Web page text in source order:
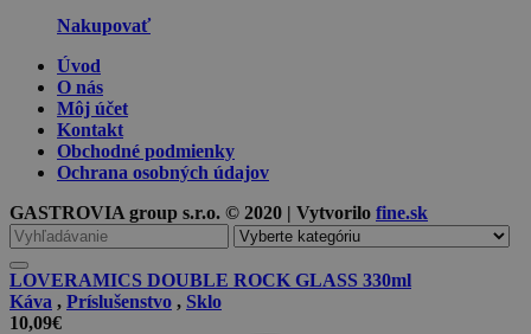
Nakupovať
Úvod
O nás
Môj účet
Kontakt
Obchodné podmienky
Ochrana osobných údajov
GASTROVIA group s.r.o. © 2020 | Vytvorilo fine.sk
Vyhľadávanie
pre
LOVERAMICS DOUBLE ROCK GLASS 330ml
Káva , Príslušenstvo , Sklo
10,09€